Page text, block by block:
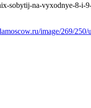
sobytij-na-vyxodnye-8-i-
image/269/